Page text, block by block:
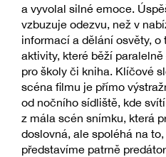
a vyvolal silné emoce.
vzbuzuje odezvu, než v
informací a dělání osvěty, o
aktivity, které běží
pro školy či kniha. Klíčové
scéna filmu je přímo
od nočního sídliště, kde
z mála scén snímku, která
doslovná, ale spoléhá na
představíme patrně